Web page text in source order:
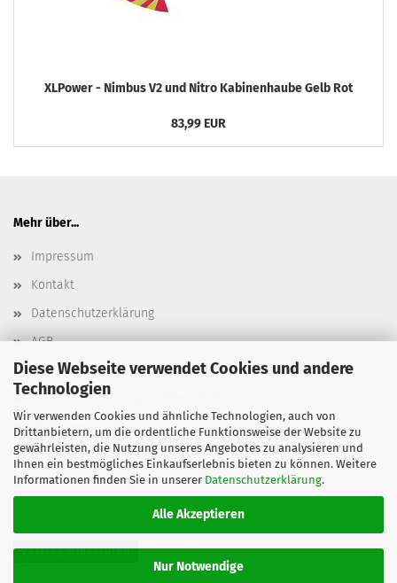
Diese Webseite verwendet Cookies und andere
Technologien
Wir verwenden Cookies und ähnliche Technologien, auch von
Drittanbietern, um die ordentliche Funktionsweise der Website zu
gewährleisten, die Nutzung unseres Angebotes zu analysieren und
Ihnen ein bestmögliches Einkaufserlebnis bieten zu können. Weitere
Informationen finden Sie in unserer Datenschutzerklärung.
Alle Akzeptieren
Nur Notwendige
XLPower - Nimbus V2 und Nitro Kabinenhaube Gelb Rot
83,99 EUR
Mehr über...
Impressum
Kontakt
Datenschutzerklärung
AGB
Versand- & Zahlungsbedingungen, Versandkosten
Widerrufsbelehrung & Widerrufsformular
Batterieentsorgung
Elektroaltgeräteentsorgung
Cookie Einstellungen
Vertrag widerrufen